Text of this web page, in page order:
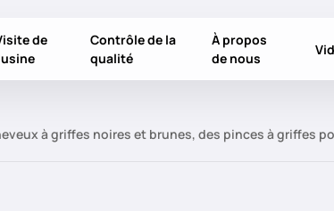
de
Contrôle de la
qualité
À propos
de nous
à griffes noires et brunes, des pinces à griffes